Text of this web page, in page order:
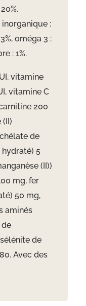
:
oméga 3 :
: 1%.
vitamine
vitamine C
200
de
hydraté) 5
(II))
mg, fer
50 mg,
aminés
de
de
Avec des